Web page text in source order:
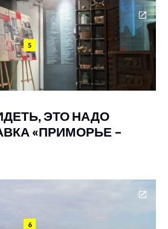
5
ЭТО НАДО
«ПРИМОРЬЕ –
6